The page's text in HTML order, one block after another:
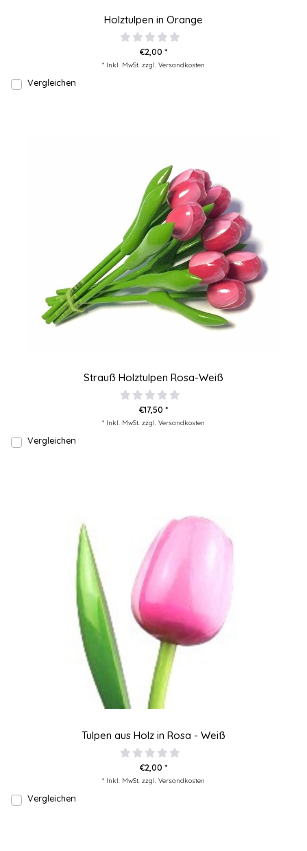
Holztulpen in Orange
€2,00 *
* Inkl. MwSt. zzgl. Versandkosten
Vergleichen
Strauß Holztulpen Rosa-Weiß
€17,50 *
* Inkl. MwSt. zzgl. Versandkosten
Vergleichen
Tulpen aus Holz in Rosa - Weiß
€2,00 *
* Inkl. MwSt. zzgl. Versandkosten
Vergleichen